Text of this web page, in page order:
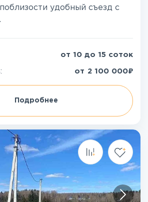
удобный съезд с
от 10 до 15 соток
от 2 100 000₽
Подробнее